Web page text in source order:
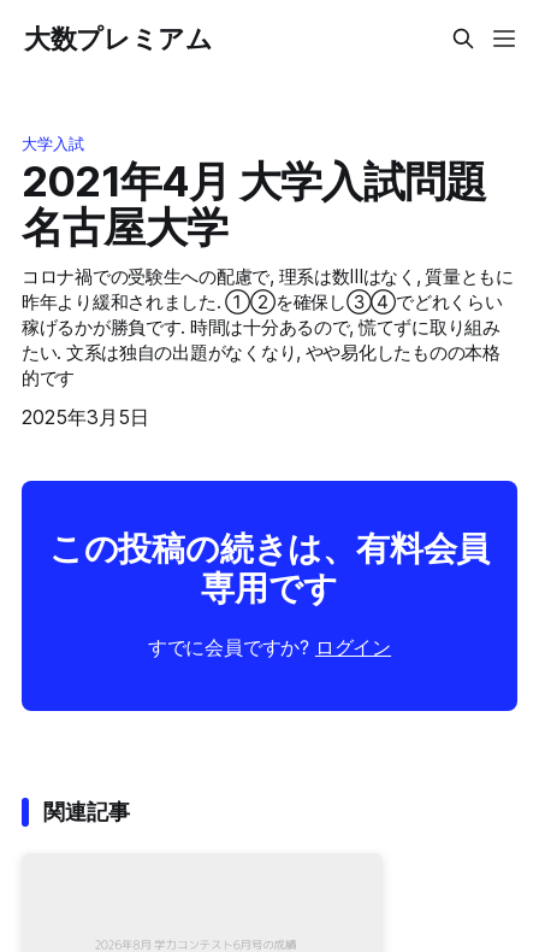
大数プレミアム
大学入試
2021年4月 大学入試問題
名古屋大学
コロナ禍での受験生への配慮で, 理系は数IIIはなく, 質量ともに
昨年より緩和されました. ①②を確保し③④でどれくらい
稼げるかが勝負です. 時間は十分あるので, 慌てずに取り組み
たい. 文系は独自の出題がなくなり, やや易化したものの本格
的です
2025年3月5日
この投稿の続きは、有料会員
専用です
すでに会員ですか? ログイン
関連記事